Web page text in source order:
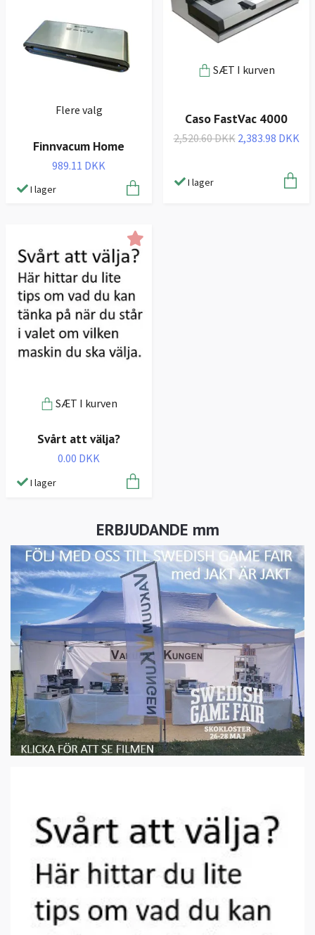
ERBJUDANDE mm
Flere valg
Finnvacum Home
989.11 DKK
I lager
SÆT I kurven
Caso FastVac 4000
2,520.60 DKK 2,383.98 DKK
I lager
SÆT I kurven
Svårt att välja?
0.00 DKK
I lager